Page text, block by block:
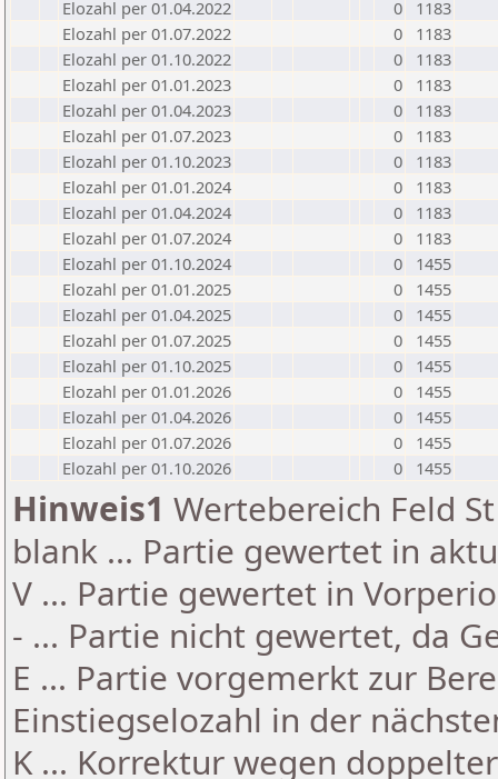
Elozahl per 01.04.2022
0
1183
Elozahl per 01.07.2022
0
1183
Elozahl per 01.10.2022
0
1183
Elozahl per 01.01.2023
0
1183
Elozahl per 01.04.2023
0
1183
Elozahl per 01.07.2023
0
1183
Elozahl per 01.10.2023
0
1183
Elozahl per 01.01.2024
0
1183
Elozahl per 01.04.2024
0
1183
Elozahl per 01.07.2024
0
1183
Elozahl per 01.10.2024
0
1455
Elozahl per 01.01.2025
0
1455
Elozahl per 01.04.2025
0
1455
Elozahl per 01.07.2025
0
1455
Elozahl per 01.10.2025
0
1455
Elozahl per 01.01.2026
0
1455
Elozahl per 01.04.2026
0
1455
Elozahl per 01.07.2026
0
1455
Elozahl per 01.10.2026
0 1455
Hinweis1 Wertebereich Feld
blank ... Partie gewertet in
V ... Partie gewertet in
- ... Partie nicht gewertet, da
E ... Partie vorgemerkt zur
Einstiegselozahl in der
K ... Korrektur wegen